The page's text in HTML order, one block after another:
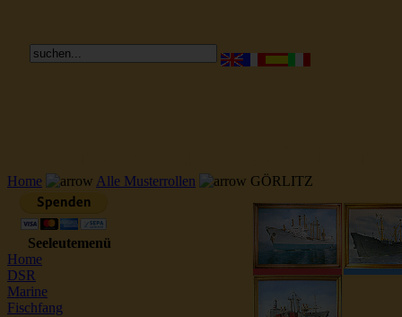
Home Alle Musterrollen GÖRLITZ
Seeleutemenü
Home
DSR
Marine
Fischfang